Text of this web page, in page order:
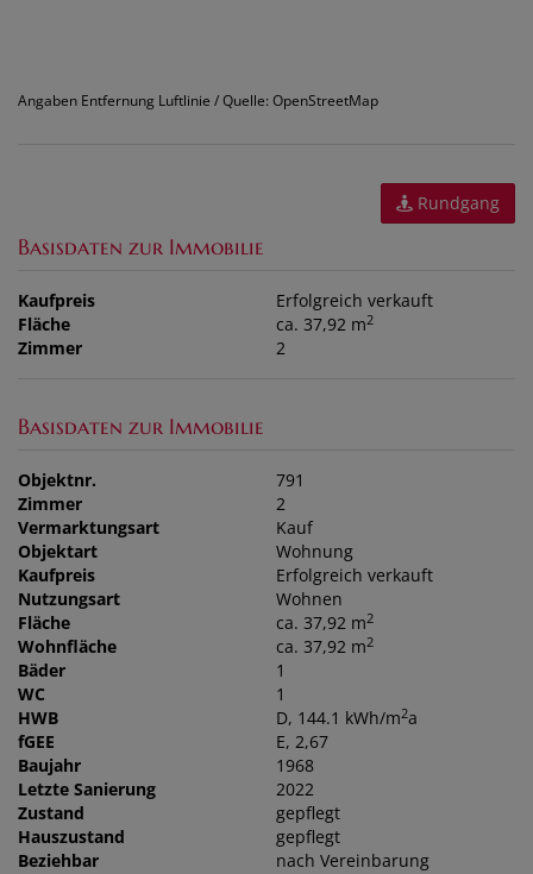
Angaben Entfernung Luftlinie / Quelle: OpenStreetMap
Rundgang
Basisdaten zur Immobilie
Kaufpreis
Erfolgreich verkauft
Fläche
ca. 37,92 m2
Zimmer 2
Basisdaten zur Immobilie
Objektnr.
791
Zimmer
2
Vermarktungsart
Kauf
Objektart
Wohnung
Kaufpreis
Erfolgreich verkauft
Nutzungsart
Wohnen
Fläche
ca. 37,92 m2
Wohnfläche ca. 37,92 m2
Bäder
1
WC
1
HWB
D, 144.1 kWh/m2a
fGEE
E, 2,67
Baujahr
1968
Letzte Sanierung
2022
Zustand
gepflegt
Hauszustand
gepflegt
Beziehbar
nach Vereinbarung